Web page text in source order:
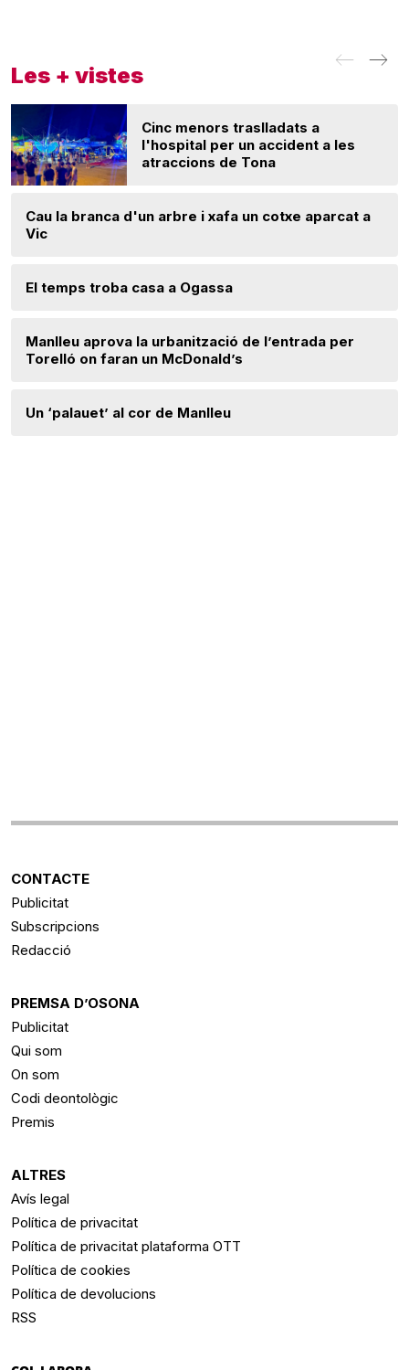
Les + vistes
Cinc menors traslladats a
l'hospital per un accident a les
atraccions de Tona
Cau la branca d'un arbre i xafa un cotxe aparcat a
Vic
El temps troba casa a Ogassa
Manlleu aprova la urbanització de l’entrada per
Torelló on faran un McDonald’s
Un ‘palauet’ al cor de Manlleu
CONTACTE
Publicitat
Subscripcions
Redacció
PREMSA D’OSONA
Publicitat
Qui som
On som
Codi deontològic
Premis
ALTRES
Avís legal
Política de privacitat
Política de privacitat plataforma OTT
Política de cookies
Política de devolucions
RSS